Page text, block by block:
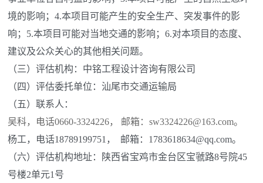
境的影响；4.本项目可能产生的安全生产、突发事件的影
响；5.本项目可能对当地交通的影响；6.对本项目的态度、
建议及公众关心的其他相关问题。
（三）评估机构：中铭工程设计咨询有限公司
（四）评估委托单位：汕尾市交通运输局
（五）联系人：
吴科，电话0660-3324226， 邮箱：sw3324226@163.com。
杨工，电话18789199751， 邮箱：1783618634@qq.com。
（六）评估机构地址：陕西省宝鸡市金台区宝虢路8号院45
号楼2单元1号